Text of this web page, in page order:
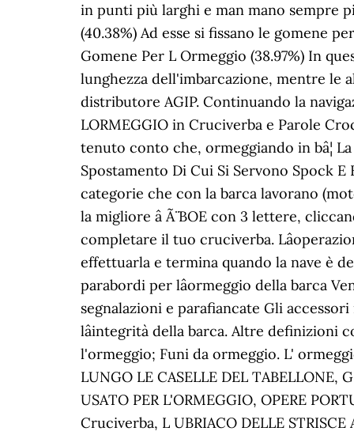
in punti più larghi e man mano sempre
(40.38%) Ad esse si fissano le gomene
Gomene Per L Ormeggio (38.97%) In
lunghezza dell'imbarcazione, mentre le
distributore AGIP. Continuando la
LORMEGGIO in Cruciverba e Parole
tenuto conto che, ormeggiando in bâ¦
Spostamento Di Cui Si Servono Spock
categorie che con la barca lavorano
la migliore â Ã¨ BOE con 3 lettere,
completare il tuo cruciverba.
effettuarla e termina quando la nave è
parabordi per lâormeggio della barca
segnalazioni e parafiancate Gli
lâintegrità della barca. Altre
l'ormeggio; Funi da ormeggio. L'
LUNGO LE CASELLE DEL TABELLONE,
USATO PER L'ORMEGGIO, OPERE
Cruciverba, L UBRIACO DELLE